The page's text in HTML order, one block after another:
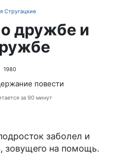
Стругацкие
дружбе и
1980
повести
за 90 минут
заболел и
зовущего на помощь.